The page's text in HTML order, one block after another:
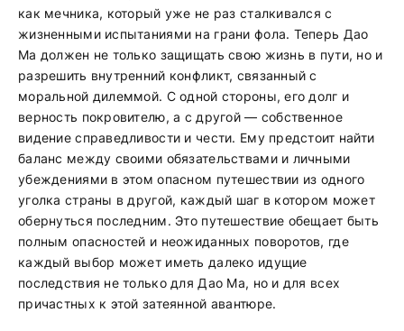
как мечника, который уже не раз сталкивался с
жизненными испытаниями на грани фола. Теперь Дао
Ма должен не только защищать свою жизнь в пути, но и
разрешить внутренний конфликт, связанный с
моральной дилеммой. С одной стороны, его долг и
верность покровителю, а с другой — собственное
видение справедливости и чести. Ему предстоит найти
баланс между своими обязательствами и личными
убеждениями в этом опасном путешествии из одного
уголка страны в другой, каждый шаг в котором может
обернуться последним. Это путешествие обещает быть
полным опасностей и неожиданных поворотов, где
каждый выбор может иметь далеко идущие
последствия не только для Дао Ма, но и для всех
причастных к этой затеянной авантюре.